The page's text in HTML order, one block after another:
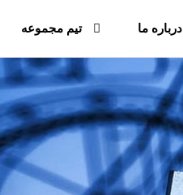
خدمات برش و حکاکی با لیزر
انواع خدمات پرینت سه بعدی
خدمات ماکت سازی
درباره ما تیم مجموعه